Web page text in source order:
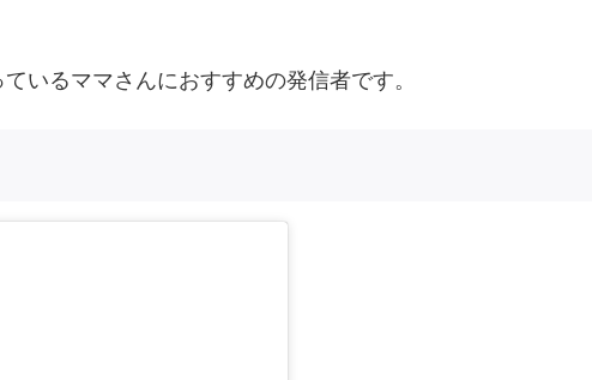
いるママさんにおすすめの発信者です。